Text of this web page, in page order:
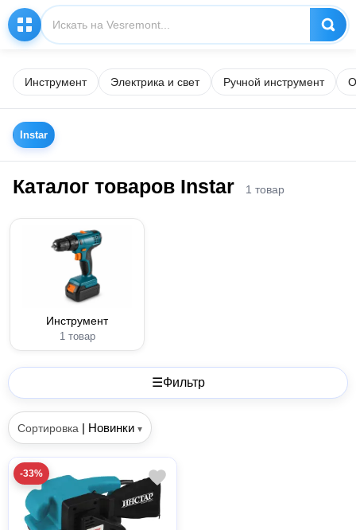
Инструмент Электрика и свет Ручной инструмент
Instar
Каталог товаров Instar 1 товар
Инструмент
1 товар
☰Фильтр
Сортировка | Новинки ▾
-33%